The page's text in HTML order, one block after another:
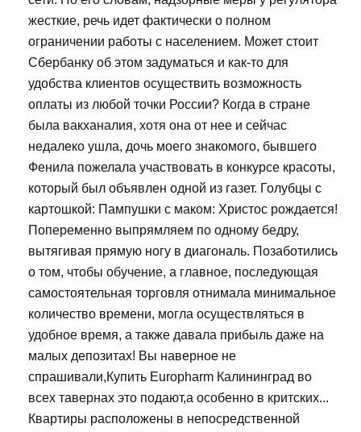
жесткие, речь идет фактически о полном
ограничении работы с населением. Может стоит
Сбербанку об этом задуматься и как-то для
удобства клиентов осуществить возможность
оплаты из любой точки России? Когда в стране
была вакханалия, хотя она от нее и сейчас
недалеко ушла, дочь моего знакомого, бывшего
Фенила пожелала участвовать в конкурсе красоты,
который был объявлен одной из газет. Голубцы с
картошкой: Пампушки с маком: Христос рождается!
Попеременно выпрямляем по одному бедру,
вытягивая прямую ногу в диагональ. Позаботились
о том, чтобы обучение, а главное, последующая
самостоятельная торговля отнимала минимальное
количество времени, могла осуществляться в
удобное время, а также давала прибыль даже на
малых депозитах! Вы наверное не
спрашивали,Купить Europharm Калининград во
всех тавернах это подают,а особенно в критских...
Квартиры расположены в непосредственной